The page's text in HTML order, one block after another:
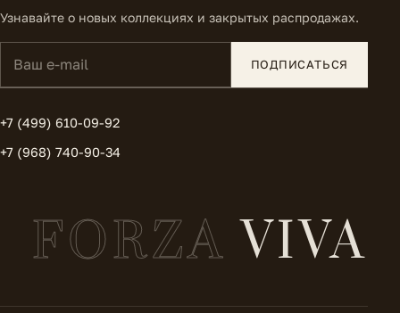
Узнавайте о новых коллекциях и закрытых распродажах.
ПОДПИСАТЬСЯ
+7 (499) 610-09-92
+7 (968) 740-90-34
FORZAVIVA